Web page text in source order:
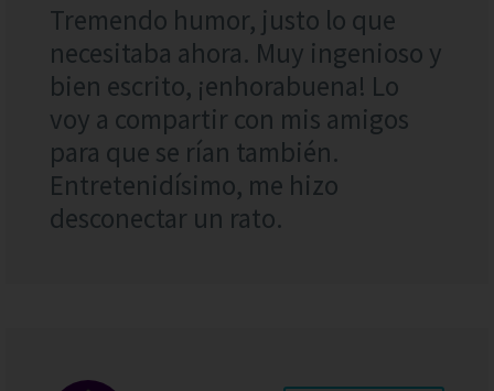
Tremendo humor, justo lo que
necesitaba ahora. Muy ingenioso y
bien escrito, ¡enhorabuena! Lo
voy a compartir con mis amigos
para que se rían también.
Entretenidísimo, me hizo
desconectar un rato.